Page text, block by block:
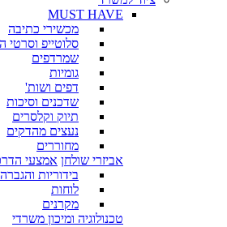
MUST HAVE
מכשירי כתיבה
סלוטייפ וסרטי
שמרדפים
גומיות
דפים ושות'
שדכנים וסיכות
תיוק וקלסרים
נעצים מהדקים
מחוררים
אביזרי שולחן אמצעי
בידוריות והגברה
לוחות
מקרנים
טכנולוגיה ומיכון משרדי